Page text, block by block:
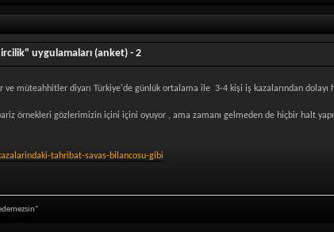
uygulamaları (anket) - 2
müteahhitler diyarı Türkiye'de günlük ortalama ile 3-4 kişi iş kazalarından dolayı
bariz örnekleri gözlerimizin içini içini oyuyor , ama zamanı gelmeden de hiçbir halt
tahribat-savas-bilancosu-gibi